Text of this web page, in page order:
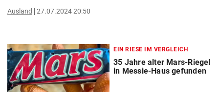
Ausland 27.07.2024 20:50
EIN RIESE IM VERGLEICH
35 Jahre alter Mars-Riegel
in Messie-Haus gefunden